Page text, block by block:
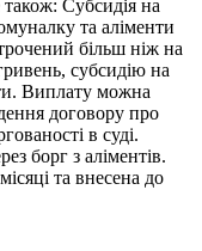
Субсидія на
та аліменти
більш ніж на
субсидію на
Виплату можна
договору про
в суді.
борг з аліментів.
та внесена до